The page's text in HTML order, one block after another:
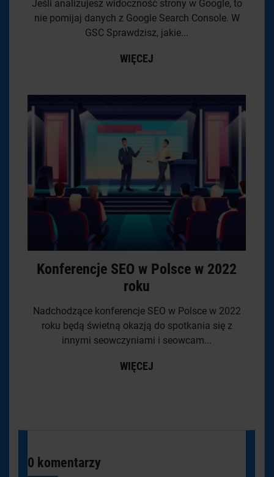
Jeśli analizujesz widoczność strony w Google, to
nie pomijaj danych z Google Search Console. W
GSC Sprawdzisz, jakie...
WIĘCEJ
Konferencje SEO w Polsce w 2022
roku
Nadchodzące konferencje SEO w Polsce w 2022
roku będą świetną okazją do spotkania się z
innymi seowczyniami i seowcam...
WIĘCEJ
0 komentarzy